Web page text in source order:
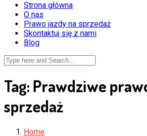
Strona główna
O nas
Prawo jazdy na sprzedaż
Skontaktuj się z nami
Blog
Tag: Prawdziwe
sprzedaż
Home